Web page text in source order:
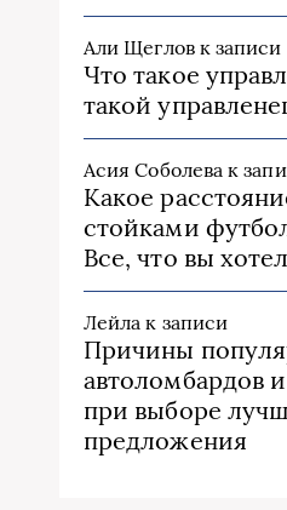
Али Щегловк записи
Что такое
такой
Асия Соболева к
Какое
стойками
Все, что вы
Лейла к записи
Причины
автоломбардов
при выборе
предложения